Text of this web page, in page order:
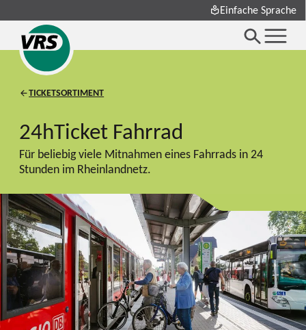
Einfache Sprache
TICKETSORTIMENT
24hTicket Fahrrad
Für beliebig viele Mitnahmen eines Fahrrads in 24
Stunden im Rheinlandnetz.